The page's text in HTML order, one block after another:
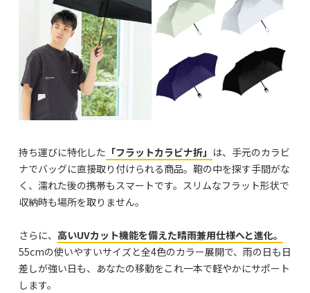
持ち運びに特化した 「フラットカラビナ折」 は、手元のカラビ
ナでバッグに直接取り付けられる商品。鞄の中を探す手間がな
く、濡れた後の携帯もスマートです。スリムなフラット形状で
収納時も場所を取りません。
さらに、 高いUVカット機能を備えた晴雨兼用仕様へと進化。
55cmの使いやすいサイズと全4色のカラー展開で、雨の日も日
差しが強い日も、あなたの移動をこれ一本で軽やかにサポート
します。